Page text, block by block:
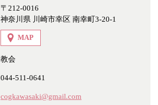
〒212-0016
神奈川県 川崎市幸区 南幸町3-20-1
MAP
教会
044-511-0641
cogkawasaki@gmail.com